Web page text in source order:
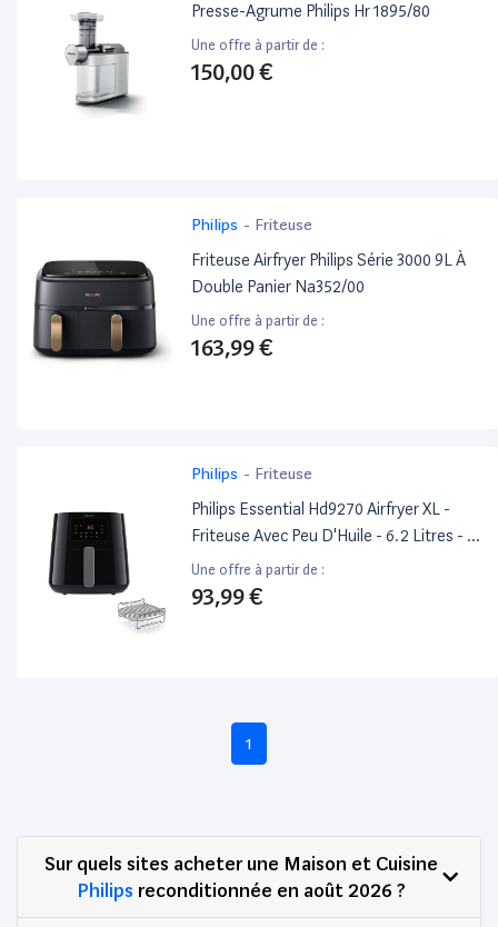
Presse-Agrume Philips Hr 1895/80
Une offre à partir de :
150,00 €
Philips - Friteuse
Friteuse Airfryer Philips Série 3000 9L À
Double Panier Na352/00
Une offre à partir de :
163,99 €
Philips - Friteuse
Philips Essential Hd9270 Airfryer XL -
Friteuse Avec Peu D'Huile - 6.2 Litres - 2
Kwatt - Noir
Une offre à partir de :
93,99 €
1
Sur quels sites acheter une Maison et Cuisine
Philips reconditionnée en août 2026 ?